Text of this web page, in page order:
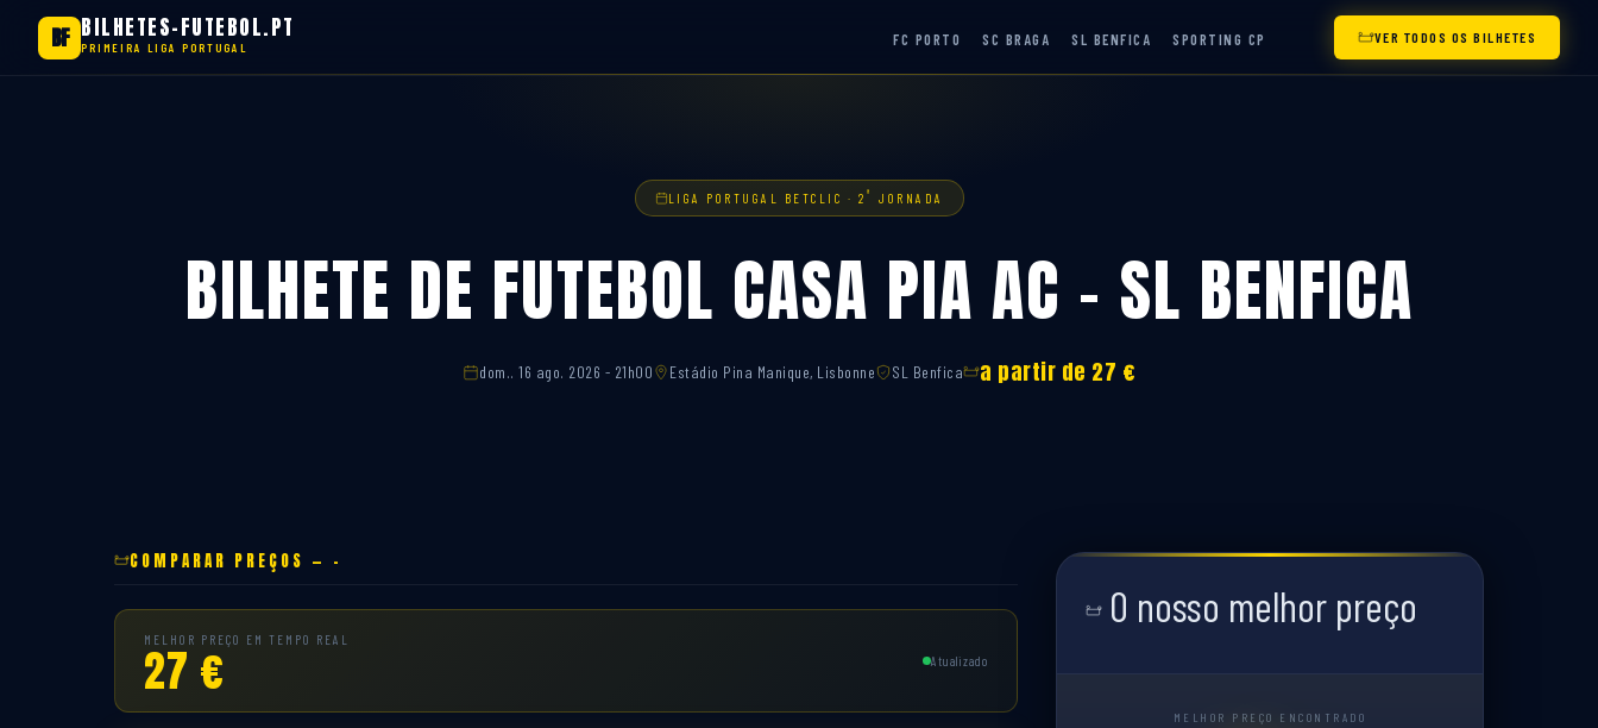
BF BILHETES-FUTEBOL.PT
PRIMEIRA LIGA PORTUGAL FC PORTO SC BRAGA SL BENFICA SPORTING CP VER TODOS OS BILHETES
LIGA PORTUGAL BETCLIC · 2 ª JORNADA
BILHETE DE FUTEBOL CASA PIA AC – SL BENFICA
dom.. 16 ago. 2026 - 21h00 Estádio Pina Manique, Lisbonne SL Benfica a partir de 27 €
COMPARAR PREÇOS — -
MELHOR PREÇO EM TEMPO REAL
27 € Atualizado
O nosso melhor preço
MELHOR PREÇO ENCONTRADO